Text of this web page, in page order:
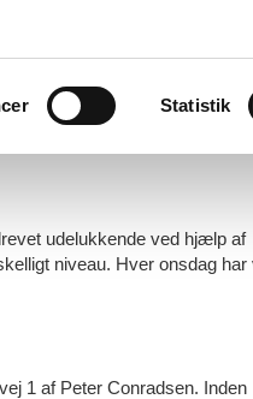
Statistik
udelukkende ved hjælp af
niveau. Hver onsdag har
1 af Peter Conradsen. Inden